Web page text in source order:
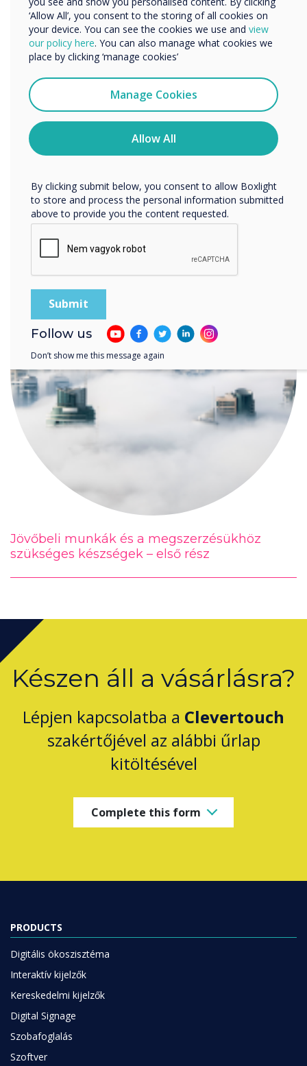
szükséges készségek – EdTech
Jövőbeli munkák és a megszerzésükhöz
szükséges készségek – első rész
Készen áll a vásárlásra?
Lépjen kapcsolatba a Clevertouch
szakértőjével az alábbi űrlap
kitöltésével
Complete this form
PRODUCTS
Digitális ökoszisztéma
Interaktív kijelzők
Kereskedelmi kijelzők
Digital Signage
Szobafoglalás
Szoftver
‘Allow All’, you consent to the storing of all cookies on
your device. You can see the cookies we use and view
our policy here. You can also manage what cookies we
place by clicking ‘manage cookies’
Manage Cookies
Allow All
We would like to contact you about our products and
services by email, phone, or post.
You may unsubscribe from these communications at any
time. For more information on how to unsubscribe, our
privacy practices, and how we are committed to
protecting and respecting your privacy, please review our
By clicking submit below, you consent to allow Boxlight
to store and process the personal information submitted
above to provide you the content requested.
Follow us
Don’t show me this message again